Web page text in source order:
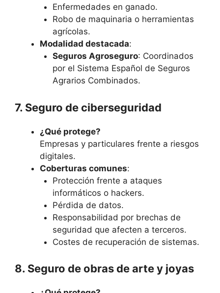
Enfermedades en ganado.
Robo de maquinaria o herramientas
agrícolas.
Modalidad destacada:
Seguros Agroseguro: Coordinados
por el Sistema Español de Seguros
Agrarios Combinados.
7. Seguro de ciberseguridad
¿Qué protege?
Empresas y particulares frente a riesgos
digitales.
Coberturas comunes:
Protección frente a ataques
informáticos o hackers.
Pérdida de datos.
Responsabilidad por brechas de
seguridad que afecten a terceros.
Costes de recuperación de sistemas.
8. Seguro de obras de arte y joyas